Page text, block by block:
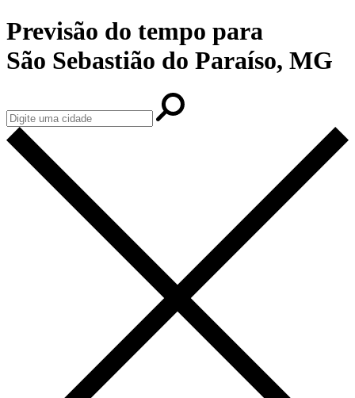
Previsão do tempo para
São Sebastião do Paraíso, MG